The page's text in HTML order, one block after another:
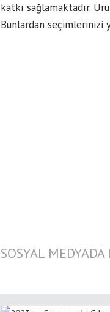
katkı sağlamaktadır.
Bunlardan seçimlerinizi
SOSYAL MEDYADA